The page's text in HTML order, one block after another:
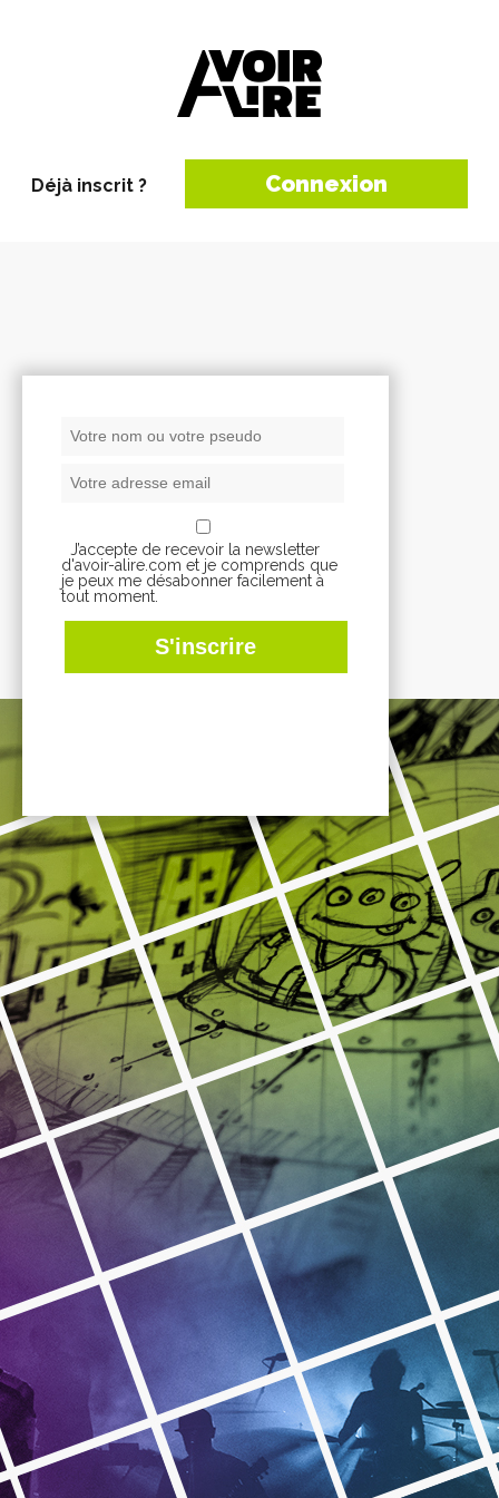
Déjà inscrit ? Connexion
J’accepte de recevoir la newsletter
d'avoir-alire.com et je comprends que
je peux me désabonner facilement à
tout moment.